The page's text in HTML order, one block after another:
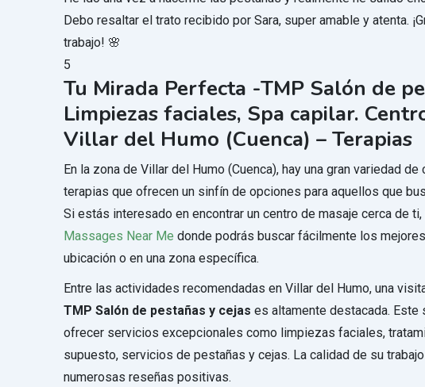
Debo resaltar el trato recibido por Sara, super amable y atenta.
trabajo! 🌸
5
Tu Mirada Perfecta -TMP Salón de
Limpiezas faciales, Spa capilar.
Villar del Humo (Cuenca) – Terapias
En la zona de Villar del Humo (Cuenca), hay una gran variedad
terapias que ofrecen un sinfín de opciones para aquellos que
Si estás interesado en encontrar un centro de masaje cerca de
Massages Near Me donde podrás buscar fácilmente los
ubicación o en una zona específica.
Entre las actividades recomendadas en Villar del Humo, una
TMP Salón de pestañas y cejas es altamente destacada. Este
ofrecer servicios excepcionales como limpiezas faciales,
supuesto, servicios de pestañas y cejas. La calidad de su
numerosas reseñas positivas.